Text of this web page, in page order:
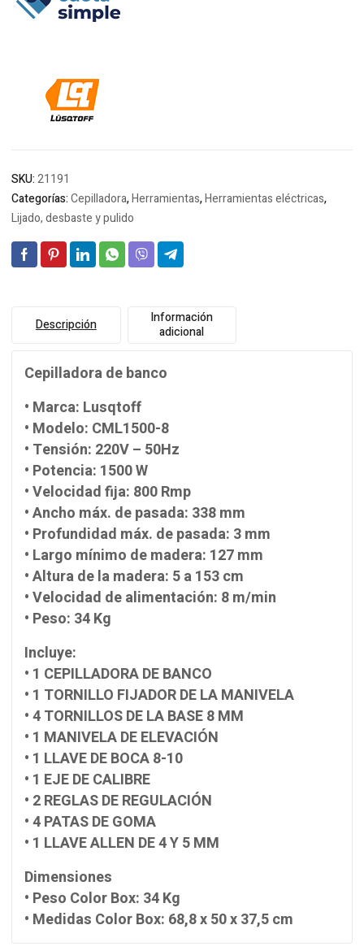
SKU:21191
Categorías:Cepilladora,Herramientas,Herramientas eléctricas,
Lijado, desbaste y pulido
Descripción
Información
adicional
Cepilladora de banco
• Marca: Lusqtoff
• Modelo: CML1500-8
• Tensión: 220V – 50Hz
• Potencia: 1500 W
• Velocidad fija: 800 Rmp
• Ancho máx. de pasada: 338 mm
• Profundidad máx. de pasada: 3 mm
• Largo mínimo de madera: 127 mm
• Altura de la madera: 5 a 153 cm
• Velocidad de alimentación: 8 m/min
• Peso: 34 Kg
Incluye:
• 1 CEPILLADORA DE BANCO
• 1 TORNILLO FIJADOR DE LA MANIVELA
• 4 TORNILLOS DE LA BASE 8 MM
• 1 MANIVELA DE ELEVACIÓN
• 1 LLAVE DE BOCA 8-10
• 1 EJE DE CALIBRE
• 2 REGLAS DE REGULACIÓN
• 4 PATAS DE GOMA
• 1 LLAVE ALLEN DE 4 Y 5 MM
Dimensiones
• Peso Color Box: 34 Kg
• Medidas Color Box: 68,8 x 50 x 37,5 cm